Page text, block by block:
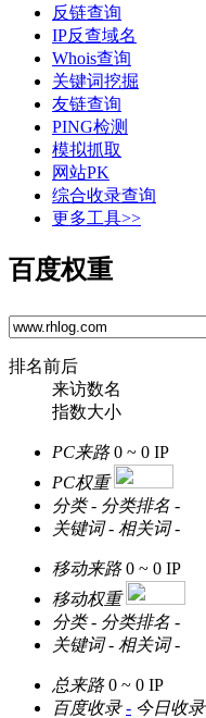
反链查询
IP反查域名
Whois查询
关键词挖掘
友链查询
PING检测
模拟抓取
网站PK
综合收录查询
更多工具>>
百度权重
排名前后
来访数名
指数大小
PC来路 0 ~ 0 IP
PC权重
分类 - 分类排名 -
关键词 - 相关词 -
移动来路 0 ~ 0 IP
移动权重
分类 - 分类排名 -
关键词 - 相关词 -
总来路 0 ~ 0 IP
百度收录 - 今日收录